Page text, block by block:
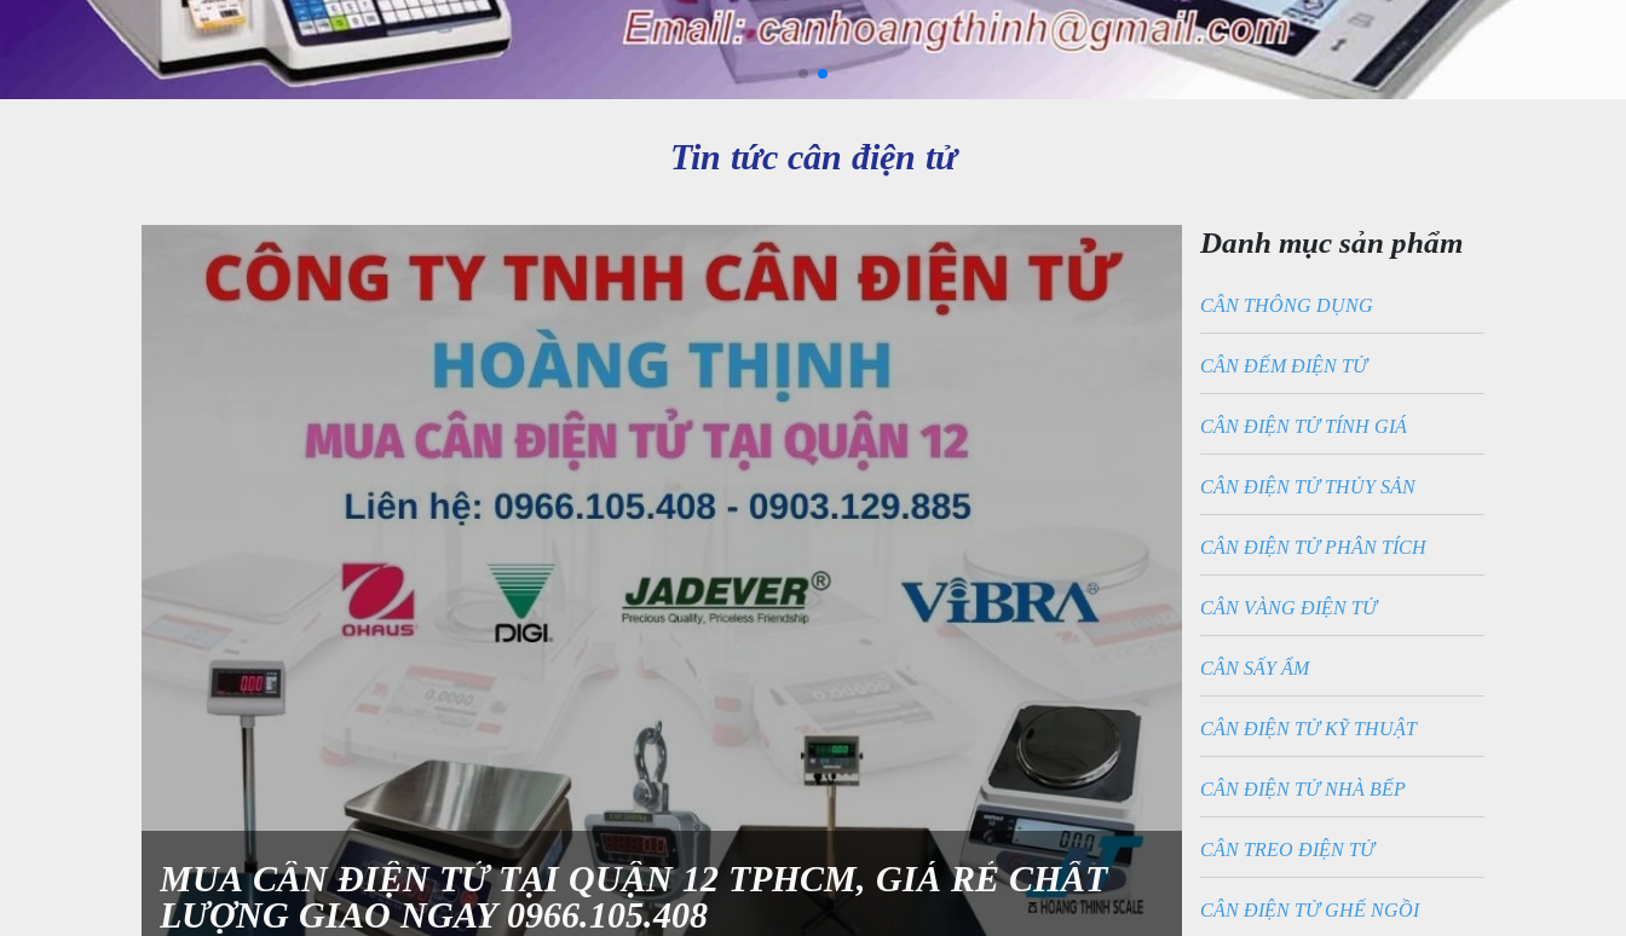
Tin tức cân điện tử
MUA CÂN ĐIỆN TỬ TẠI QUẬN 12 TPHCM, GIÁ RẺ CHẤT
LƯỢNG GIAO NGAY 0966.105.408
Danh mục sản phẩm
CÂN THÔNG DỤNG
CÂN ĐẾM ĐIỆN TỬ
CÂN ĐIỆN TỬ TÍNH GIÁ
CÂN ĐIỆN TỬ THỦY SẢN
CÂN ĐIỆN TỬ PHÂN TÍCH
CÂN VÀNG ĐIỆN TỬ
CÂN SẤY ẨM
CÂN ĐIỆN TỬ KỸ THUẬT
CÂN ĐIỆN TỬ NHÀ BẾP
CÂN TREO ĐIỆN TỬ
CÂN ĐIỆN TỬ GHẾ NGỒI